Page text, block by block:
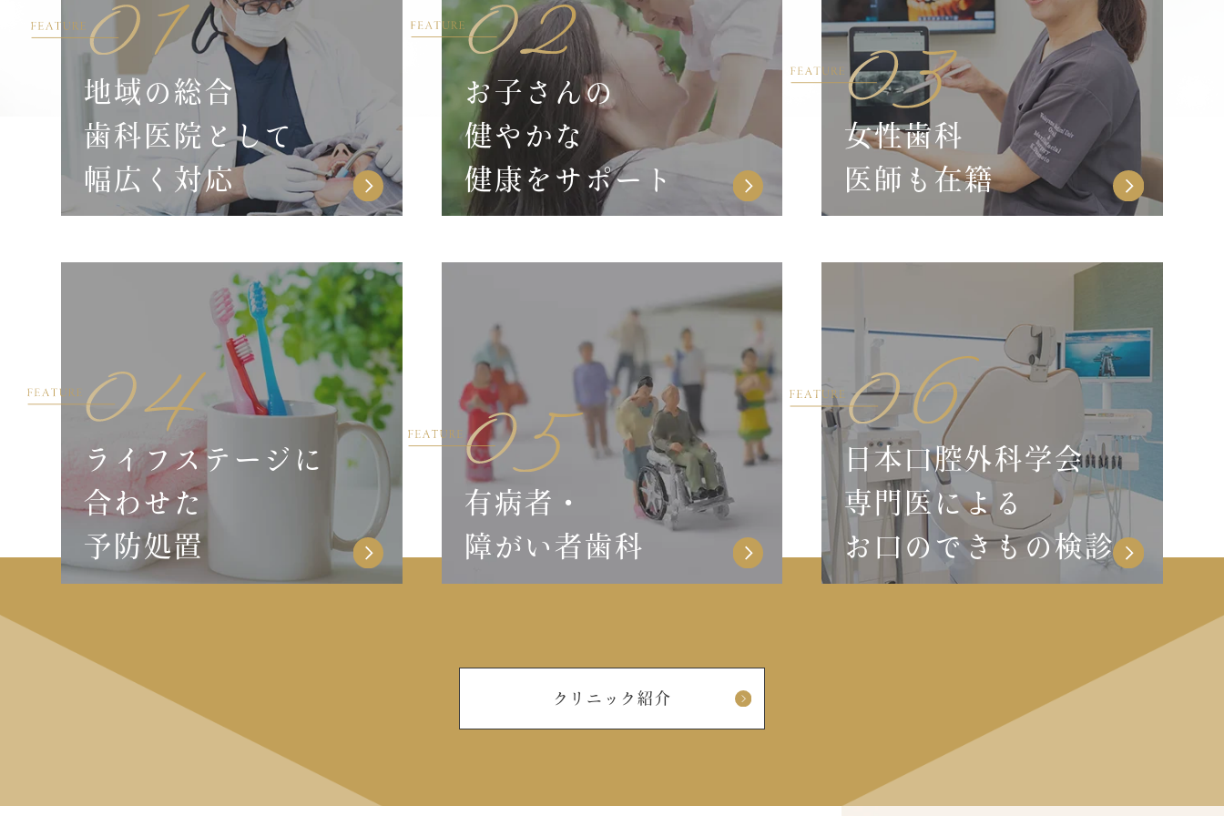
地域の総合
歯科医院として
幅広く対応
お子さんの
健やかな
健康をサポート
女性歯科
医師も在籍
ライフステージに
合わせた
予防処置
有病者・
障がい者歯科
日本口腔外科学会
専門医による
お口のできもの検診
クリニック紹介